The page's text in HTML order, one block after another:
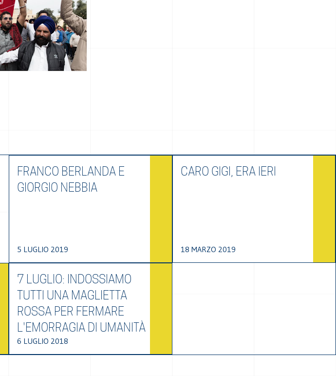
FRANCO BERLANDA E
GIORGIO NEBBIA
5 LUGLIO 2019
CARO GIGI, ERA IERI
18 MARZO 2019
7 LUGLIO: INDOSSIAMO
TUTTI UNA MAGLIETTA
ROSSA PER FERMARE
L'EMORRAGIA DI UMANITÀ
6 LUGLIO 2018